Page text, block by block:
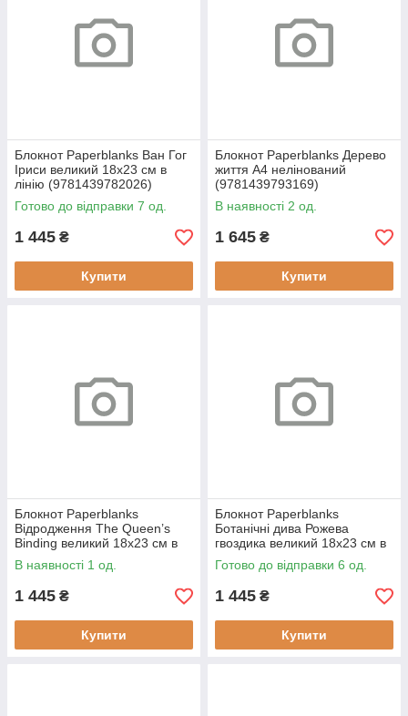
Блокнот Paperblanks Ван Гог
Іриси великий 18х23 см в
лінію (9781439782026)
Готово до відправки 7 од.
1 445 ₴
Купити
Блокнот Paperblanks Дерево
життя А4 нелінований
(9781439793169)
В наявності 2 од.
1 645 ₴
Купити
Блокнот Paperblanks
Відродження The Queen’s
Binding великий 18х23 см в
лінію (9781439772072)
В наявності 1 од.
1 445 ₴
Купити
Блокнот Paperblanks
Ботанічні дива Рожева
гвоздика великий 18х23 см в
лінію м'який
(9781439797259)
Готово до відправки 6 од.
1 445 ₴
Купити